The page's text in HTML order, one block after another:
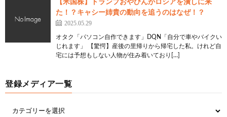
【米国株】トランプおやびんがロシアを潰しに来
た！？キャシー姉貴の動向を追うのはなぜ！？
2025.05.29
オタク「パソコン自作できます」DQN「自分で車やバイクい
じれます」 【驚愕】産後の里帰りから帰宅した私。けれど自
宅には予想もしない人物が住み着いており[…]
登録メディア一覧